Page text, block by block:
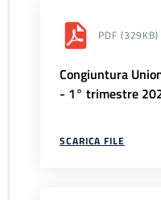
PDF (329KB)
Congiuntura
- 1° trimestre
SCARICA FILE